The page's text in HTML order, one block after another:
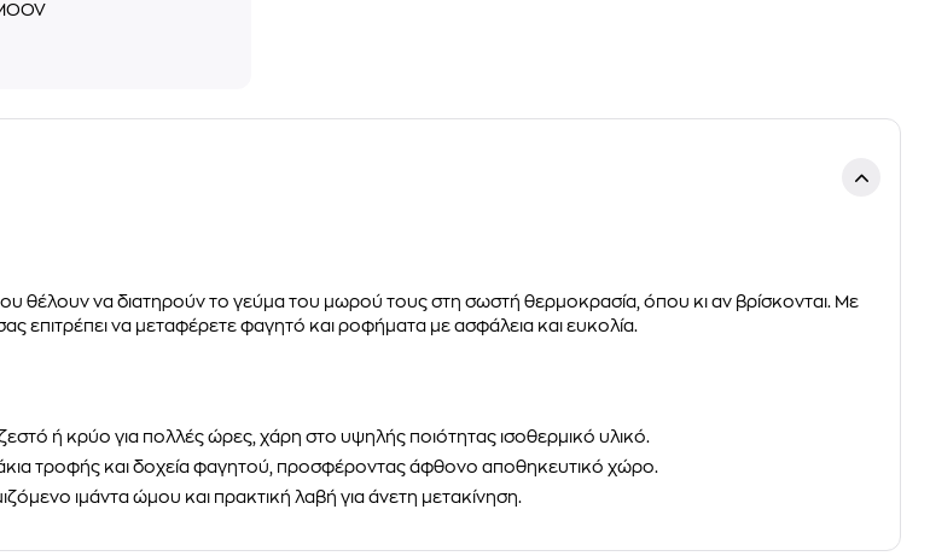
θέλουν να διατηρούν το γεύμα του μωρού τους στη σωστή θερμοκρασία, όπου κι αν βρίσκονται. Με
επιτρέπει να μεταφέρετε φαγητό και ροφήματα με ασφάλεια και ευκολία.
ή κρύο για πολλές ώρες, χάρη στο υψηλής ποιότητας ισοθερμικό υλικό.
τροφής και δοχεία φαγητού, προσφέροντας άφθονο αποθηκευτικό χώρο.
ιμάντα ώμου και πρακτική λαβή για άνετη μετακίνηση.